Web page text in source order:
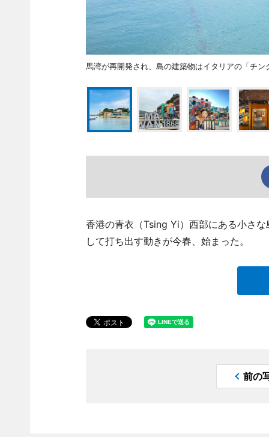
馬湾が再開発され、島の建築物はイタリアの「チ
香港の青衣（Tsing Yi）西部にある小さ
して打ち出す動きが今春、始まった。
前の